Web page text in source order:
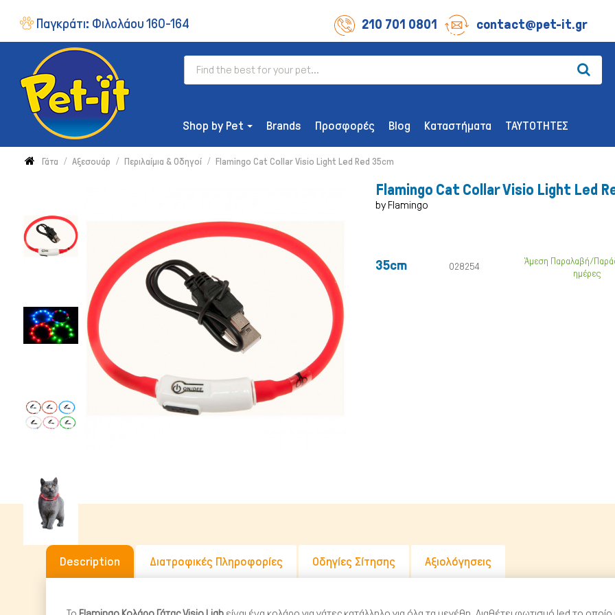
Παγκράτι: Φιλολάου 160-164 210 701 0801 contact@pet-it.gr
Shop by Pet
ΔΙΑΤΡΟΦΉ
Συμπληρώματα & Βιταμίνες
Υγρή Τροφή
Ωμή Τροφή Σκύλου
Οδοντικής Υγιεινής Παιχνίδια
Brands Προσφορές Blog Καταστήματα ΤΑΥΤΟΤΗΤΕΣ
Γάτα Αξεσουάρ Περιλαίμια & Οδηγοί Flamingo Cat Collar Visio Light Led Red 35cm
Flamingo Cat Collar Visio Light Led
by Flamingo
35cm 028254
Άμεση Παραλαβή/
ημέρες
Description Διατροφικές Πληροφορίες Οδηγίες Σίτησης Αξιολόγησεις